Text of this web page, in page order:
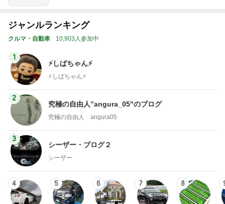
ジャンルランキング
クルマ・自動車 10,903人参加中
1
⚡️しばちゃん⚡
⚡️しばちゃん⚡️
2
究極の自由人”angura_05"のブログ
究極の自由人 angura05
3
シーザー・ブログ２
シーザー
4 5 6 7 8